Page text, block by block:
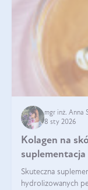
mgr inż. Anna
8 sty 2026
Kolagen na
suplementacja
Skuteczna
hydrolizowanych